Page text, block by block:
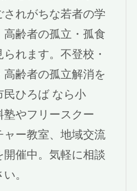
されがちな若者の学
高齢者の孤立・孤食
れます。不登校・
高齢者の孤立解消を
民ひろば なら小
塾やフリースクー
ャー教室、地域交流
開催中。気軽に相談
。